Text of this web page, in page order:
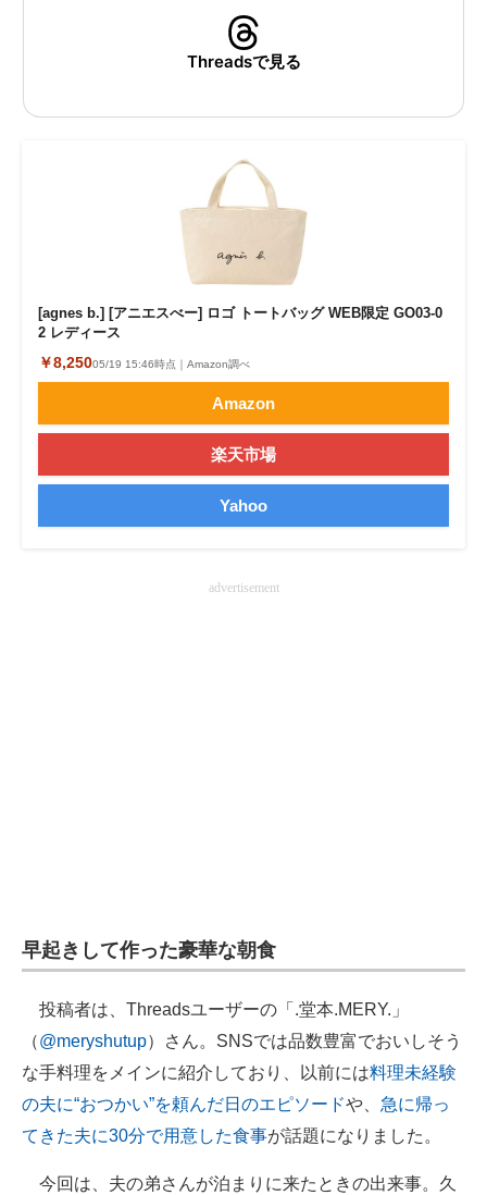
経営リーダーのコミュニティ
ITエンジニア向け専門サイト
企業向けIT製品の総合サイト
IT製品の技術・比較・事例
モノづくり技術者専門サイト
エレクトロニクス専門サイト
Threadsで見る
[agnes b.] [アニエスべー] ロゴ トートバッグ WEB限定 GO03‐0
2 レディース
￥8,25005/19 15:46時点｜Amazon調べ
Amazon
楽天市場
Yahoo
advertisement
早起きして作った豪華な朝食
投稿者は、Threadsユーザーの「.堂本.MERY.」
（@meryshutup）さん。SNSでは品数豊富でおいしそう
な手料理をメインに紹介しており、以前には料理未経験
の夫に“おつかい”を頼んだ日のエピソードや、 急に帰っ
てきた夫に30分で用意した食事が話題になりました。
今回は、夫の弟さんが泊まりに来たときの出来事。久